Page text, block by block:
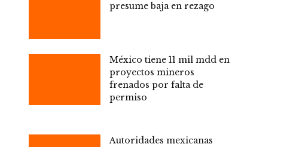
presume baja en rezago
México tiene 11 mil mdd en
proyectos mineros
frenados por falta de
permiso
Autoridades mexicanas